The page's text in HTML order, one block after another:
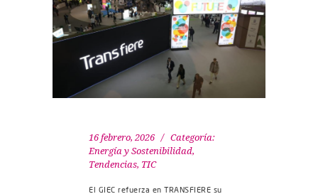
16 febrero, 2026
Categoría:
Energía y Sostenibilidad,
Tendencias, TIC
El GIEC refuerza en TRANSFIERE su